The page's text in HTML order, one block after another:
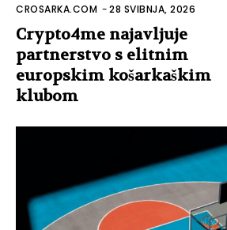
CROSARKA.COM -28 SVIBNJA, 2026
Crypto4me najavljuje
partnerstvo s elitnim
europskim košarkaškim
klubom